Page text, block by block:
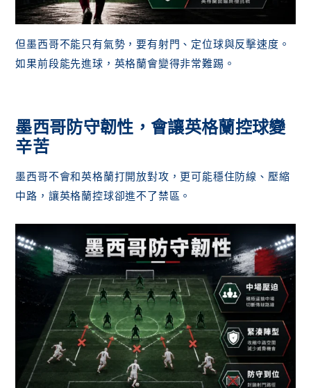
但墨西哥不能只有氣勢，要有射門、定位球與反擊速度。
如果前段能先進球，英格蘭會變得非常難踢。
墨西哥防守韌性，會讓英格蘭控球變
辛苦
墨西哥不會和英格蘭打開放對攻，更可能穩住防線、壓縮
中路，讓英格蘭控球卻進不了禁區。